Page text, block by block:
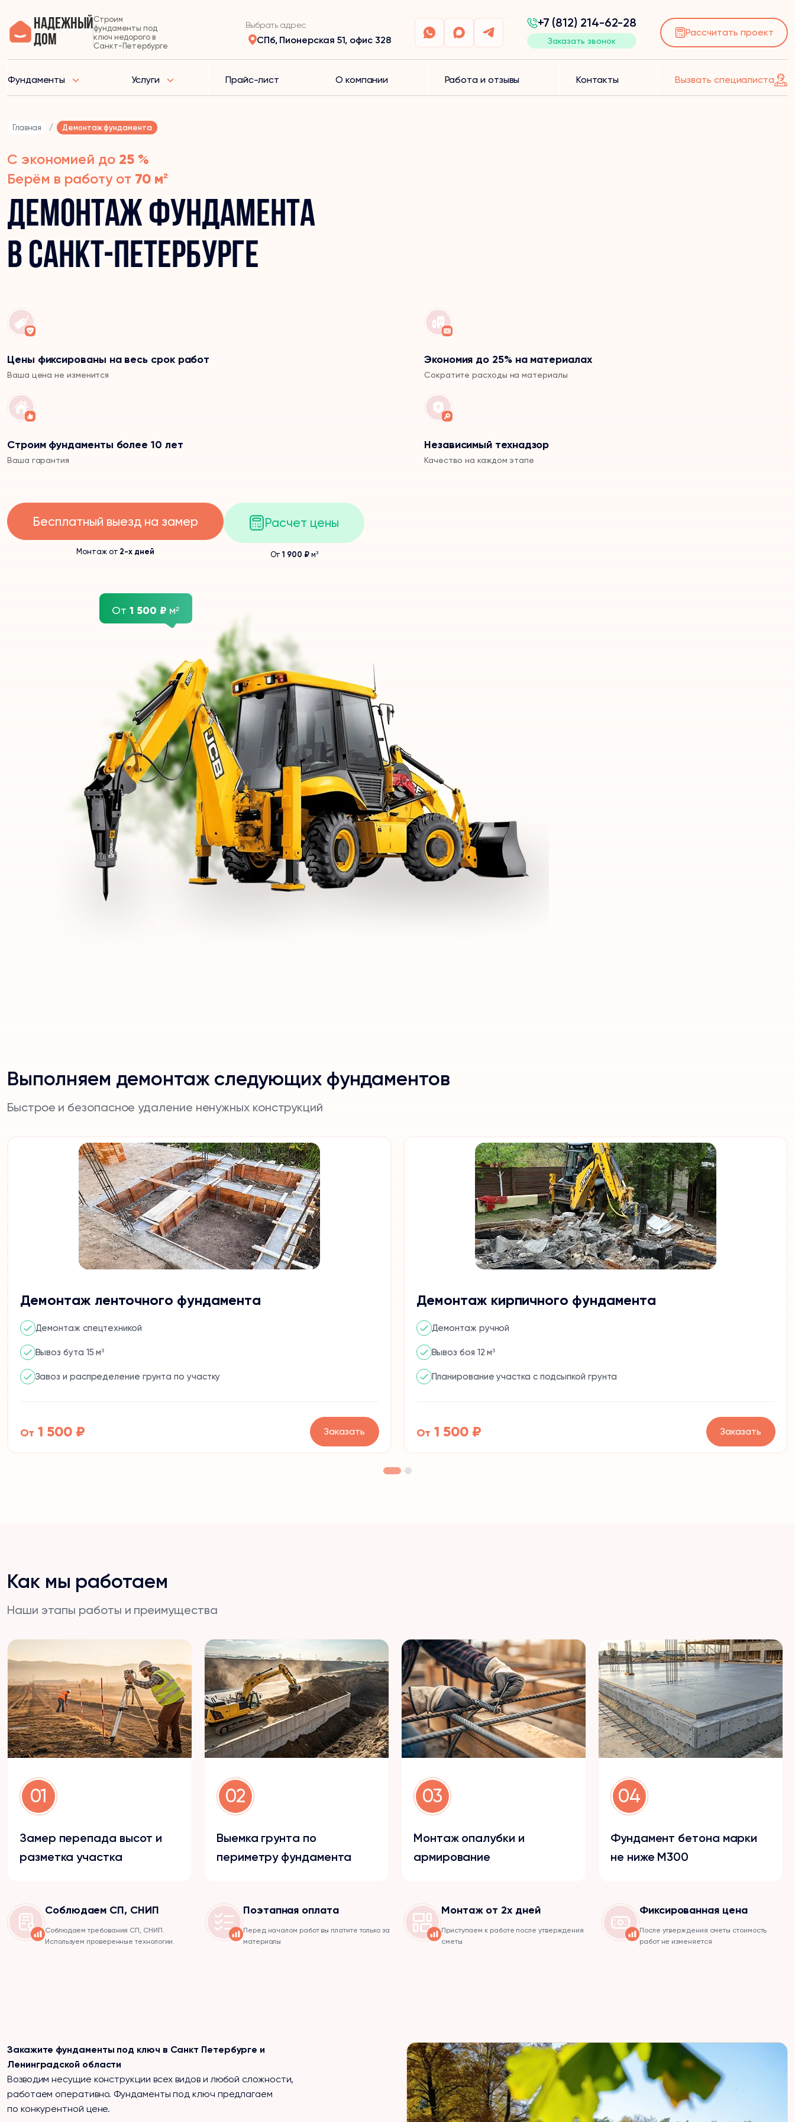
Надежный
дом
Строим
фундаменты под
ключ недорого в
Санкт-Петербурге
Выбрать адрес
СПб, Пионерская 51, офис 328
+7 (812) 214-62-28
Заказать звонок
Рассчитать проект
Фундаменты Услуги Прайс-лист О компании Работа и отзывы Контакты Вызвать специалиста
Главная / Демонтаж фундамента
С экономией до 25 %
Берём в работу от 70 м²
Демонтаж фундамента
в Санкт-Петербурге
Цены фиксированы на весь срок работ
Ваша цена не изменится
Экономия до 25% на материалах
Сократите расходы на материалы
Строим фундаменты более 10 лет
Ваша гарантия
Независимый технадзор
Качество на каждом этапе
Бесплатный выезд на замер
Монтаж от 2-х дней
Расчет цены
От1 900 ₽м³
От 1 500 ₽ м²
Выполняем демонтаж следующих фундаментов
Быстрое и безопасное удаление ненужных конструкций
Демонтаж ленточного фундамента
Демонтаж спецтехникой
Вывоз бута 15 м³
Завоз и распределение грунта по участку
От 1 500 ₽ Заказать
Демонтаж кирпичного фундамента
Демонтаж ручной
Вывоз боя 12 м³
Планирование участка с подсыпкой грунта
От 1 500 ₽ Заказать
Как мы работаем
Наши этапы работы и преимущества
01
Замер перепада высот и
разметка участка
02
Выемка грунта по
периметру фундамента
03
Монтаж опалубки и
армирование
04
Фундамент бетона марки
не ниже М300
Соблюдаем СП, СНИП
Соблюдаем требования СП, СНИП.
Используем проверенные технологии.
Поэтапная оплата
Перед началом работ вы платите только за
материалы
Монтаж от 2х дней
Приступаем к работе после утверждения
сметы
Фиксированная цена
После утверждения сметы стоимость
работ не изменяется
Закажите фундаменты под ключ в Санкт Петербурге и
Ленинградской области
Возводим несущие конструкции всех видов и любой сложности,
работаем оперативно. Фундаменты под ключ предлагаем
по конкурентной цене.